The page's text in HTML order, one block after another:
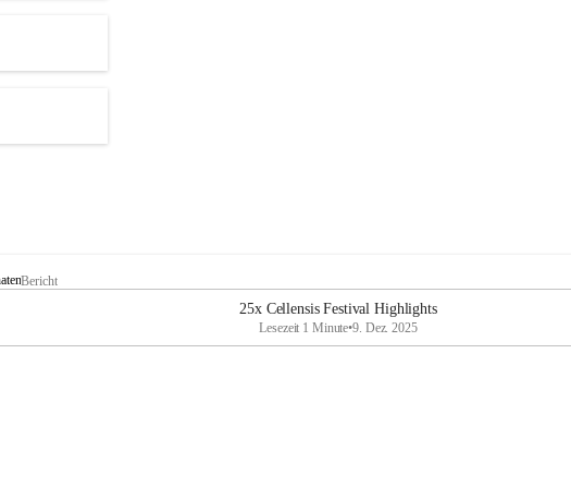
Bericht
25x Cellensis Festival Highlights
Lesezeit 1 Minute•9. Dez. 2025